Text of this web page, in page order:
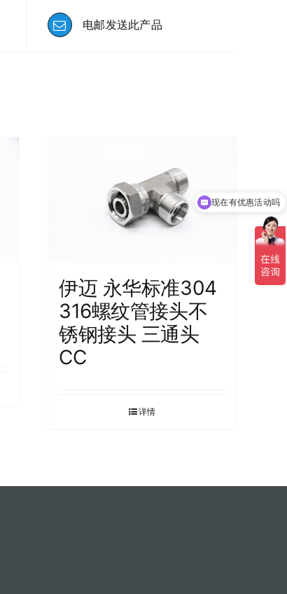
电邮发送此产品
伊迈 永华标准304
316螺纹管接头不
锈钢接头 三通头
CC
详情
现在有优惠活动吗